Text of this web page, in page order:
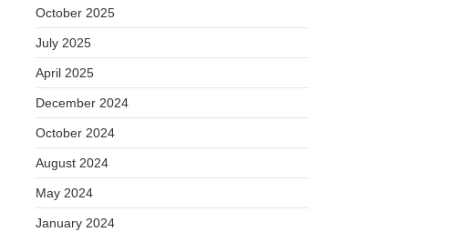
October 2025
July 2025
April 2025
December 2024
October 2024
August 2024
May 2024
January 2024